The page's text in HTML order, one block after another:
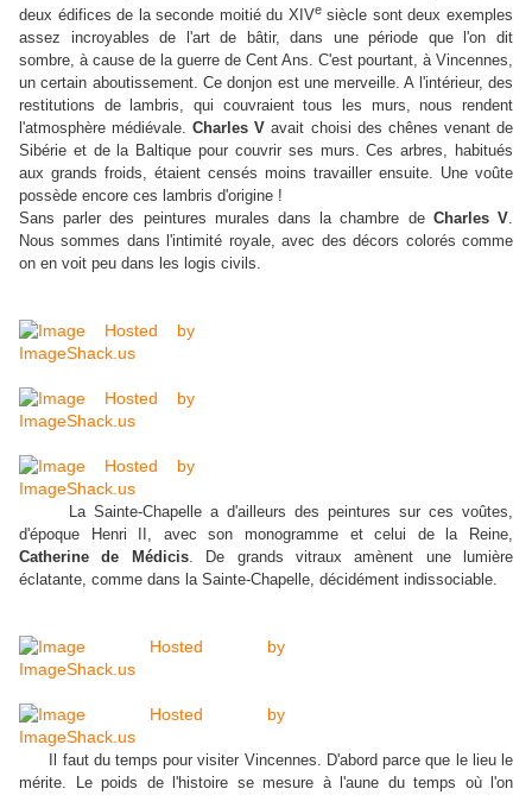
deux édifices de la seconde moitié du XIVesiècle sont deux exemples
assez incroyables de l'art de bâtir, dans une période que l'on dit
sombre, à cause de la guerre de Cent Ans. C'est pourtant, à Vincennes,
un certain aboutissement. Ce donjon est une merveille. A l'intérieur, des
restitutions de lambris, qui couvraient tous les murs, nous rendent
l'atmosphère médiévale.Charles V avait choisi des chênes venant de
Sibérie et de la Baltique pour couvrir ses murs. Ces arbres, habitués
aux grands froids, étaient censés moins travailler ensuite. Une voûte
possède encore ces lambris d'origine !
Sans parler des peintures murales dans la chambre de Charles V
Nous sommes dans l'intimité royale, avec des décors colorés comme
on en voit peu dans les logis civils.
La Sainte-Chapelle a d'ailleurs des peintures sur ces voûtes,
d'époque Henri II, avec son monogramme et celui de la Reine,
Catherine de Médicis. De grands vitraux amènent une lumière
éclatante, comme dans la Sainte-Chapelle, décidément indissociable.
Il faut du temps pour visiter Vincennes. D'abord parce que le lieu le
mérite. Le poids de l'histoire se mesure à l'aune du temps où l'on